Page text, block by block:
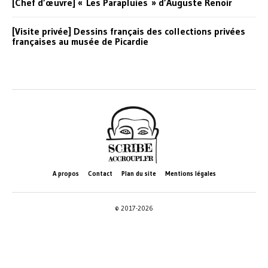
[Chef d’œuvre] « Les Parapluies » d’Auguste Renoir
[Visite privée] Dessins français des collections privées
françaises au musée de Picardie
A propos Contact Plan du site Mentions légales
© 2017-2026